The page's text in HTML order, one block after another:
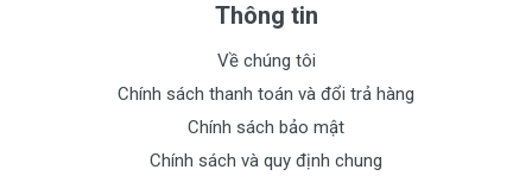
Thông tin
Về chúng tôi
Chính sách thanh toán và đổi trả hàng
Chính sách bảo mật
Chính sách và quy định chung